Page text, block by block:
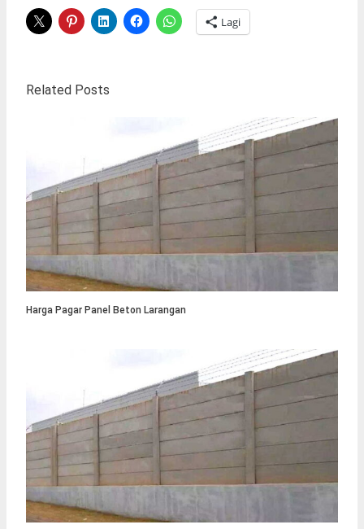
Lagi
Related Posts
Harga Pagar Panel Beton Larangan